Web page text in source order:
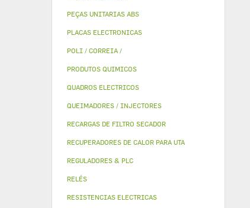
PEÇAS UNITARIAS ABS
PLACAS ELECTRONICAS
POLI / CORREIA /
PRODUTOS QUIMICOS
QUADROS ELECTRICOS
QUEIMADORES / INJECTORES
RECARGAS DE FILTRO SECADOR
RECUPERADORES DE CALOR PARA UTA
REGULADORES & PLC
RELÉS
RESISTENCIAS ELECTRICAS